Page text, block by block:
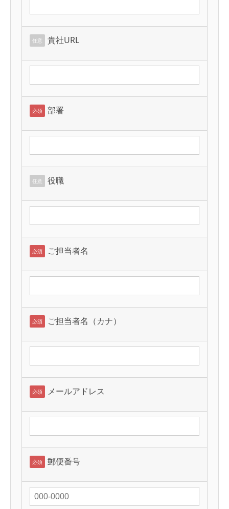
任意 貴社URL
必須 部署
任意 役職
必須 ご担当者名
必須 ご担当者名（カナ）
必須 メールアドレス
必須 郵便番号